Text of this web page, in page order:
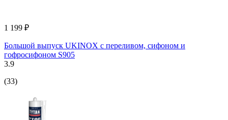
1 199 ₽
Большой выпуск UKINOX с переливом, сифоном и
гофросифоном S905
3.9
(33)